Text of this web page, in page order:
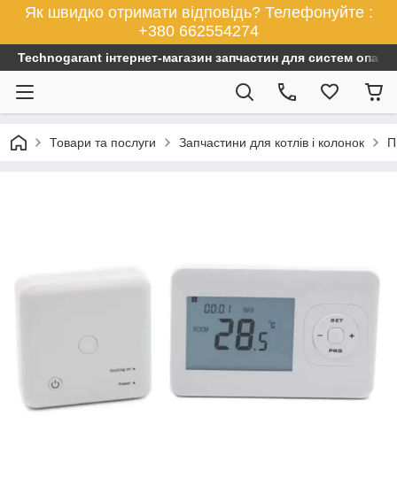
Як швидко отримати відповідь? Телефонуйте :
+380 662554274
Technogarant інтернет-магазин запчастин для систем
Товари та послуги Запчастини для котлів і колонок